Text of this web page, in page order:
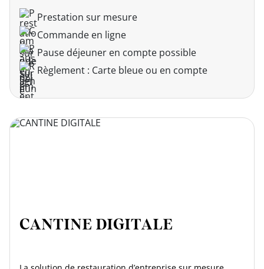
Prestation sur mesure
Commande en ligne
Pause déjeuner en compte possible
Règlement : Carte bleue ou en compte
CANTINE DIGITALE